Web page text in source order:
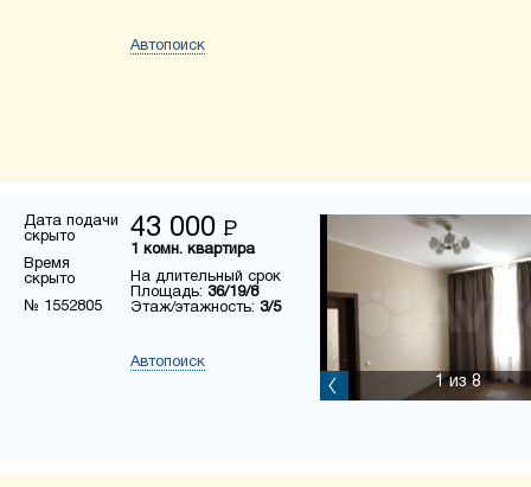
Автопоиск
Дата подачи
скрыто
Время
скрыто
№ 1552805
43 000 Р
1 комн. квартира
На длительный срок
Площадь: 36/19/8
Этаж/этажность: 3/5
Автопоиск
1из 8